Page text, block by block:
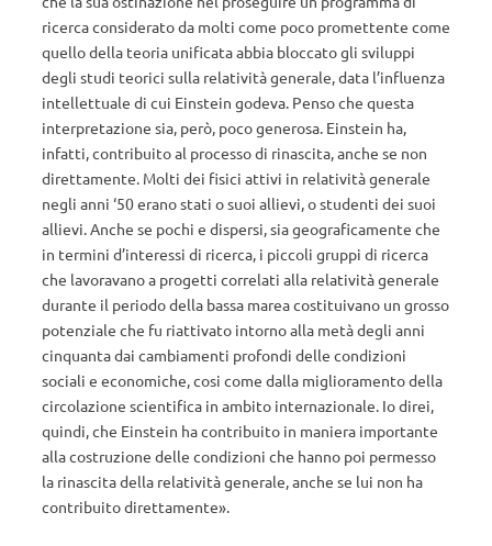
ricerca considerato da molti come poco promettente come
quello della teoria unificata abbia bloccato gli sviluppi
degli studi teorici sulla relatività generale, data l’influenza
intellettuale di cui Einstein godeva. Penso che questa
interpretazione sia, però, poco generosa. Einstein ha,
infatti, contribuito al processo di rinascita, anche se non
direttamente. Molti dei fisici attivi in relatività generale
negli anni ‘50 erano stati o suoi allievi, o studenti dei suoi
allievi. Anche se pochi e dispersi, sia geograficamente che
in termini d’interessi di ricerca, i piccoli gruppi di ricerca
che lavoravano a progetti correlati alla relatività generale
durante il periodo della bassa marea costituivano un grosso
potenziale che fu riattivato intorno alla metà degli anni
cinquanta dai cambiamenti profondi delle condizioni
sociali e economiche, cosi come dalla miglioramento della
circolazione scientifica in ambito internazionale. Io direi,
quindi, che Einstein ha contribuito in maniera importante
alla costruzione delle condizioni che hanno poi permesso
la rinascita della relatività generale, anche se lui non ha
contribuito direttamente».